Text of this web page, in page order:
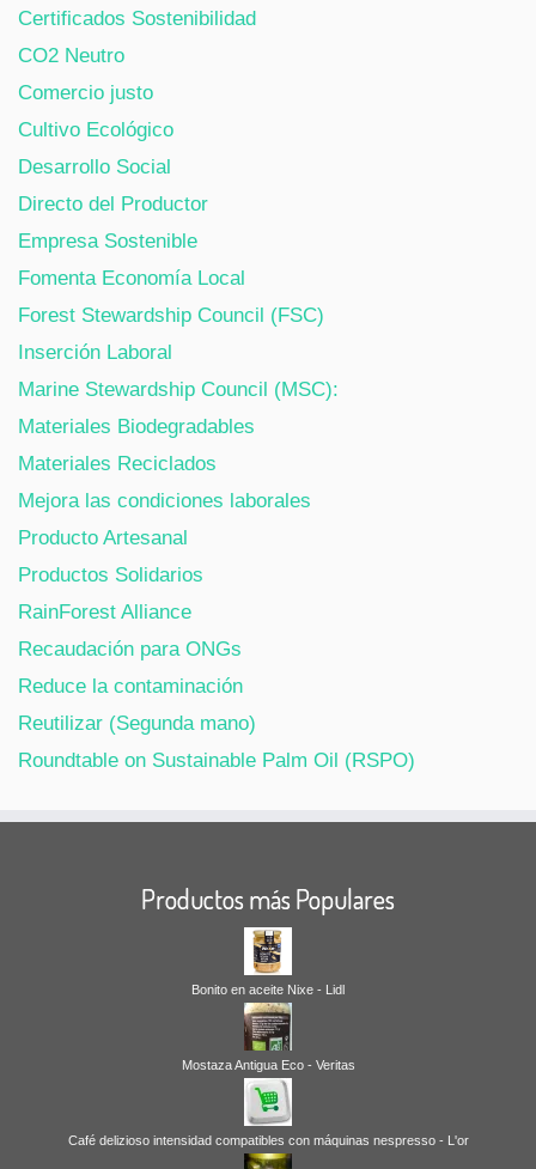
Certificados Sostenibilidad
CO2 Neutro
Comercio justo
Cultivo Ecológico
Desarrollo Social
Directo del Productor
Empresa Sostenible
Fomenta Economía Local
Forest Stewardship Council (FSC)
Inserción Laboral
Marine Stewardship Council (MSC):
Materiales Biodegradables
Materiales Reciclados
Mejora las condiciones laborales
Producto Artesanal
Productos Solidarios
RainForest Alliance
Recaudación para ONGs
Reduce la contaminación
Reutilizar (Segunda mano)
Roundtable on Sustainable Palm Oil (RSPO)
Productos más Populares
Bonito en aceite Nixe - Lidl
Mostaza Antigua Eco - Veritas
Café delizioso intensidad compatibles con máquinas nespresso - L'or